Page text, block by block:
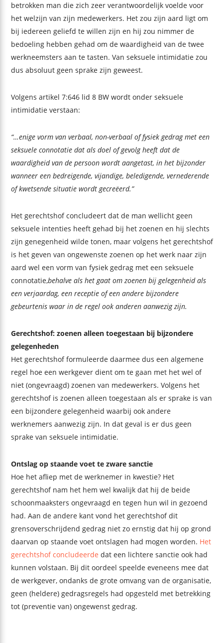
betrokken man die zich zeer verantwoordelijk voelde voor
het welzijn van zijn medewerkers. Het zou zijn aard ligt om
bij iedereen geliefd te willen zijn en hij zou nimmer de
bedoeling hebben gehad om de waardigheid van de twee
werkneemsters aan te tasten. Van seksuele intimidatie zou
dus absoluut geen sprake zijn geweest.
Volgens artikel 7:646 lid 8 BW wordt onder seksuele
intimidatie verstaan:
“…enige vorm van verbaal, non-verbaal of fysiek gedrag met een
seksuele connotatie dat als doel of gevolg heeft dat de
waardigheid van de persoon wordt aangetast, in het bijzonder
wanneer een bedreigende, vijandige, beledigende, vernederende
of kwetsende situatie wordt gecreëerd.”
Het gerechtshof concludeert dat de man wellicht geen
seksuele intenties heeft gehad bij het zoenen en hij slechts
zijn genegenheid wilde tonen, maar volgens het gerechtshof
is het geven van ongewenste zoenen op het werk naar zijn
aard wel een vorm van fysiek gedrag met een seksuele
connotatie,behalve als het gaat om zoenen bij gelegenheid als
een verjaardag, een receptie of een andere bijzondere
gebeurtenis waar in de regel ook anderen aanwezig zijn.
Gerechtshof: zoenen alleen toegestaan bij bijzondere
gelegenheden
Het gerechtshof formuleerde daarmee dus een algemene
regel hoe een werkgever dient om te gaan met het wel of
niet (ongevraagd) zoenen van medewerkers. Volgens het
gerechtshof is zoenen alleen toegestaan als er sprake is van
een bijzondere gelegenheid waarbij ook andere
werknemers aanwezig zijn. In dat geval is er dus geen
sprake van seksuele intimidatie.
Ontslag op staande voet te zware sanctie
Hoe het afliep met de werknemer in kwestie? Het
gerechtshof nam het hem wel kwalijk dat hij de beide
schoonmaaksters ongevraagd en tegen hun wil in gezoend
had. Aan de andere kant vond het gerechtshof dit
grensoverschrijdend gedrag niet zo ernstig dat hij op grond
daarvan op staande voet ontslagen had mogen worden. Het
gerechtshof concludeerde dat een lichtere sanctie ook had
kunnen volstaan. Bij dit oordeel speelde eveneens mee dat
de werkgever, ondanks de grote omvang van de organisatie,
geen (heldere) gedragsregels had opgesteld met betrekking
tot (preventie van) ongewenst gedrag.